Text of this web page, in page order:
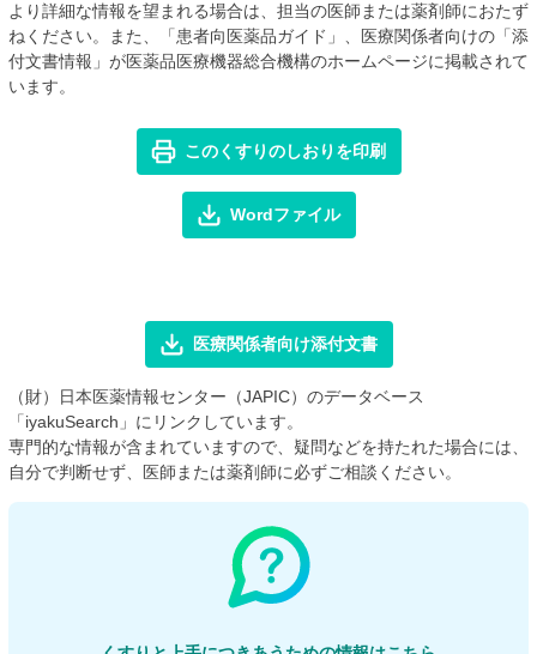
より詳細な情報を望まれる場合は、担当の医師または薬剤師におたず
ねください。また、「患者向医薬品ガイド」、医療関係者向けの「添
付文書情報」が医薬品医療機器総合機構のホームページに掲載されて
います。
このくすりのしおりを印刷
Wordファイル
医療関係者向け添付文書
（財）日本医薬情報センター（JAPIC）のデータベース
「iyakuSearch」にリンクしています。
専門的な情報が含まれていますので、疑問などを持たれた場合には、
自分で判断せず、医師または薬剤師に必ずご相談ください。